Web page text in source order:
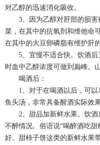
对乙醇的迅速消化吸收。
3、因为乙醇对肝部的损
菜，在其中的抗氧剂和维他命
在其中的大豆卵磷脂有维护肝
5、宜慢不适合快。饮酒
时血中乙醇浓度可做到巅峰。
喝酒后：
1、对于在喝酒以后，可
鱼头汤，非常具备醒酒实际效果
2、甜品加新鲜水果。饮
不醉情况。俗语说“喝醉酒吃
好。甜柿子饼这类的新鲜水果